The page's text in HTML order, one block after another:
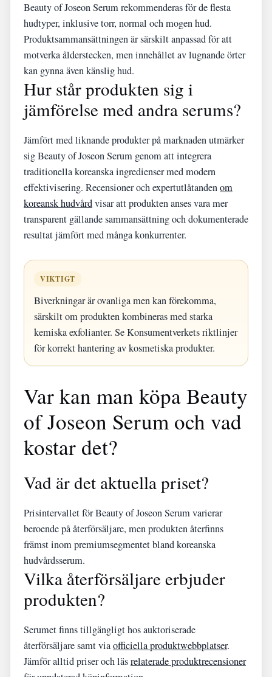
Beauty of Joseon Serum rekommenderas för de flesta
hudtyper, inklusive torr, normal och mogen hud.
Produktsammansättningen är särskilt anpassad för att
motverka ålderstecken, men innehållet av lugnande örter
kan gynna även känslig hud.
Hur står produkten sig i
jämförelse med andra serums?
Jämfört med liknande produkter på marknaden utmärker
sig Beauty of Joseon Serum genom att integrera
traditionella koreanska ingredienser med modern
effektivisering. Recensioner och expertutlåtandenom
koreansk hudvårdvisar att produkten anses vara mer
transparent gällande sammansättning och dokumenterade
resultat jämfört med många konkurrenter.
VIKTIGT
Biverkningar är ovanliga men kan förekomma,
särskilt om produkten kombineras med starka
kemiska exfolianter. Se Konsumentverkets riktlinjer
för korrekt hantering av kosmetiska produkter.
Var kan man köpa Beauty
of Joseon Serum och vad
kostar det?
Vad är det aktuella priset?
Prisintervallet för Beauty of Joseon Serum varierar
beroende på återförsäljare, men produkten återfinns
främst inom premiumsegmentet bland koreanska
hudvårdsserum.
Vilka återförsäljare erbjuder
produkten?
Serumet finns tillgängligt hos auktoriserade
återförsäljare samt viaofficiella produktwebbplatser.
Jämför alltid priser och läsrelaterade produktrecensioner